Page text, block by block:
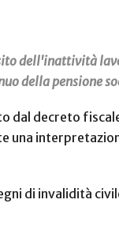
dell'inattività
della pensione
dal decreto
di invalidità